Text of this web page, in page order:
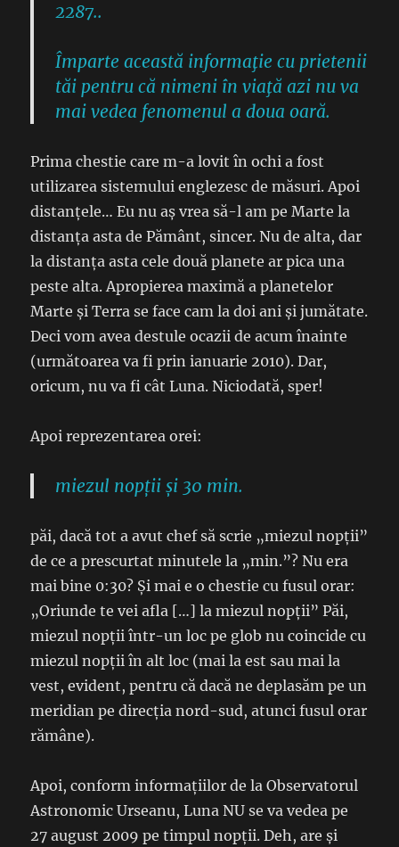
2287..
Împarte această informaţie cu prietenii
tăi pentru că nimeni în viaţă azi nu va
mai vedea fenomenul a doua oară.
Prima chestie care m-a lovit în ochi a fost
utilizarea sistemului englezesc de măsuri. Apoi
distanțele… Eu nu aș vrea să-l am pe Marte la
distanța asta de Pământ, sincer. Nu de alta, dar
la distanța asta cele două planete ar pica una
peste alta. Apropierea maximă a planetelor
Marte și Terra se face cam la doi ani și jumătate.
Deci vom avea destule ocazii de acum înainte
(următoarea va fi prin ianuarie 2010). Dar,
oricum, nu va fi cât Luna. Niciodată, sper!
Apoi reprezentarea orei:
miezul nopții și 30 min.
păi, dacă tot a avut chef să scrie „miezul nopții”
de ce a prescurtat minutele la „min.”? Nu era
mai bine 0:30? Și mai e o chestie cu fusul orar:
„Oriunde te vei afla […] la miezul nopții” Păi,
miezul nopții într-un loc pe glob nu coincide cu
miezul nopții în alt loc (mai la est sau mai la
vest, evident, pentru că dacă ne deplasăm pe un
meridian pe direcția nord-sud, atunci fusul orar
rămâne).
Apoi, conform informațiilor de la Observatorul
Astronomic Urseanu, Luna NU se va vedea pe
27 august 2009 pe timpul nopții. Deh, are și